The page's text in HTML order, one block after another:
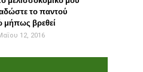
το παντού
βρεθεί
12, 2016